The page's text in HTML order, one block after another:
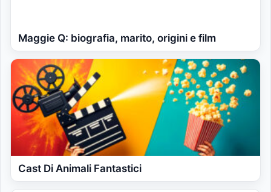
Maggie Q: biografia, marito, origini e film
Cast Di Animali Fantastici